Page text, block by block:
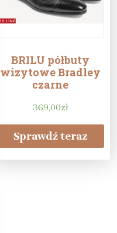
BRILU półbuty
wizytowe Bradley
czarne
369,00zł
Sprawdź teraz